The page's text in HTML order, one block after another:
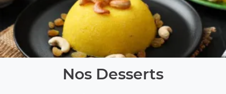
Nos Desserts